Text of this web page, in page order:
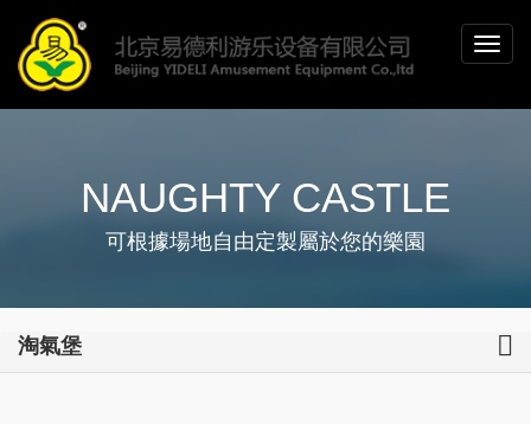
NAUGHTY CASTLE
可根據場地自由定製屬於您的樂園
淘氣堡